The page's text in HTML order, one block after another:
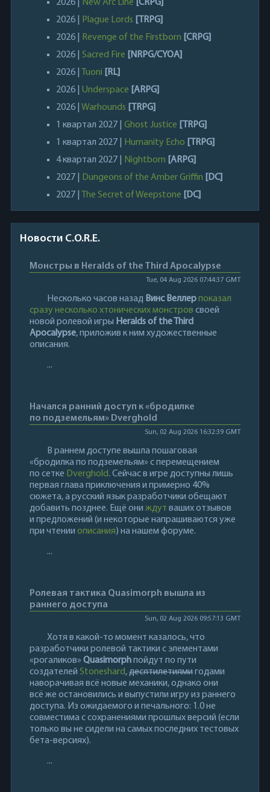
2026 | New Arc Line [CRPG]
2026 | Plague Lords [TRPG]
2026 | Revenge of the Firstborn [CRPG]
2026 | Sacred Fire [NRPG/CYOA]
2026 |
Tuoni [RL]
2026 | Underspace [ARPG]
2026 | Warhounds [TRPG]
1 квартал 2027 | Ghost Justice [TRPG]
1 квартал 2027 | Humanity Echo [TRPG]
4 квартал 2027 | Nightborn [ARPG]
2027 | Dungeons of the Amber Griffin [DC]
2027 |
The Secret of Weepstone [DC]
Новости C.O.R.E.
Монстры в Heralds of the Third Apocalypse
Tue, 04 Aug 2026 07:44:37 GMT
Несколько часов назад Винс Веллер показал
сразу несколько хтонических монстров своей
новой ролевой игры Heralds of the Third
Apocalypse, приложив к ним художественные
описания.
...
Начался ранний доступ к «бродилке
по подземельям» Dverghold
Sun, 02 Aug 2026 16:32:39 GMT
В раннем доступе вышла пошаговая
«бродилка по подземельям» с перемещением
по сетке Dverghold. Сейчас в игре доступны лишь
первая глава приключения и примерно 40%
сюжета, а русский язык разработчики обещают
добавить позднее. Ещё они ждут ваших отзывов
и предложений (и некоторые напрашиваются уже
при чтении описания) на нашем форуме.
...
Ролевая тактика Quasimorph вышла из
раннего доступа
Sun, 02 Aug 2026 09:57:13 GMT
Хотя в какой-то момент казалось, что
разработчики ролевой тактики с элементами
«рогаликов» Quasimorphпойдут по пути
создателей Stoneshard,десятилетиямигодами
наворачивая всё новые механики, однако они
всё же остановились и выпустили игру из раннего
доступа. Из ожидаемого и печального: 1.0 не
совместима с сохранениями прошлых версий (если
только вы не сидели на самых последних тестовых
бета-версиях).
...